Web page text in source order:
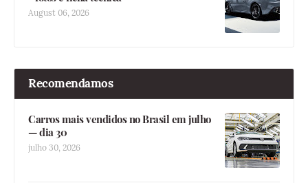
August 06, 2026
Recomendamos
Carros mais vendidos no Brasil em julho
— dia 30
julho 30, 2026